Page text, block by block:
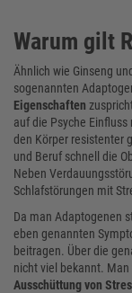
Warum gilt
Ähnlich wie Ginseng
sogenannten
Eigenschaften
auf die Psyche
den Körper resistenter
und Beruf schnell die
Neben
Schlafstörungen mit
Da man Adaptogenen
eben genannten
beitragen. Über die
nicht viel bekannt.
Ausschüttung von